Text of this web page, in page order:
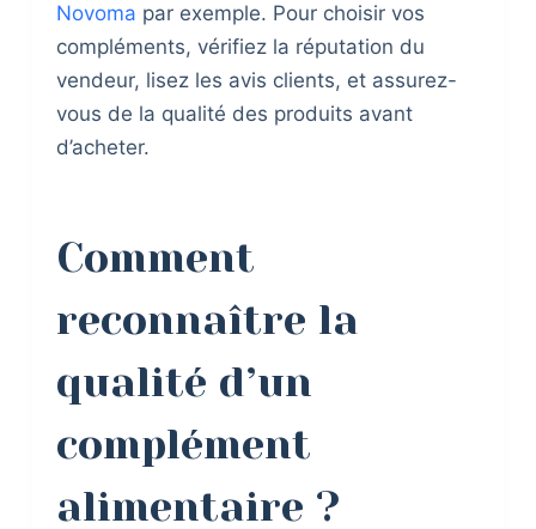
Novoma par exemple. Pour choisir vos
compléments, vérifiez la réputation du
vendeur, lisez les avis clients, et assurez-
vous de la qualité des produits avant
d’acheter.
Comment
reconnaître la
qualité d’un
complément
alimentaire ?